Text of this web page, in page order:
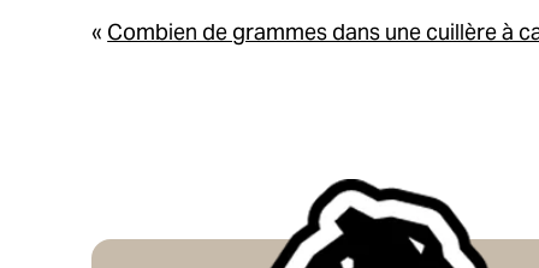
« Combien de grammes dans une cuillère à